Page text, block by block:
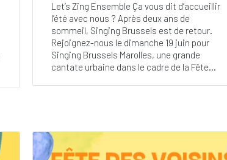
Let’s Zing Ensemble Ça vous dit d’accueillir
l’été avec nous ? Après deux ans de
sommeil, Singing Brussels est de retour.
Rejoignez-nous le dimanche 19 juin pour
Singing Brussels Marolles, une grande
cantate urbaine dans le cadre de la Fête...